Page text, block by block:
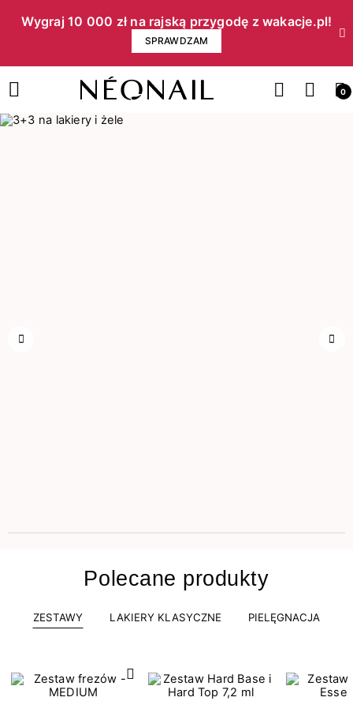
Wygraj 10 000 zł na rajską przygodę z wakacje.pl!​
SPRAWDZAM
0
Polecane produkty
ZESTAWY LAKIERY KLASYCZNE PIELĘGNACJA